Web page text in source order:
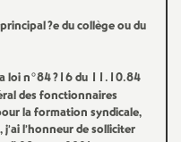
é
O
r
?e du collège ou du
loi n°84?16 du 11.10.84
des fonctionnaires
la formation syndicale,
l’honneur de solliciter